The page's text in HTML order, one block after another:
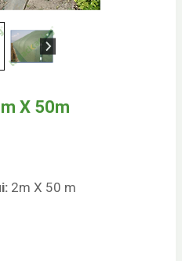
X 50m
2m X 50 m